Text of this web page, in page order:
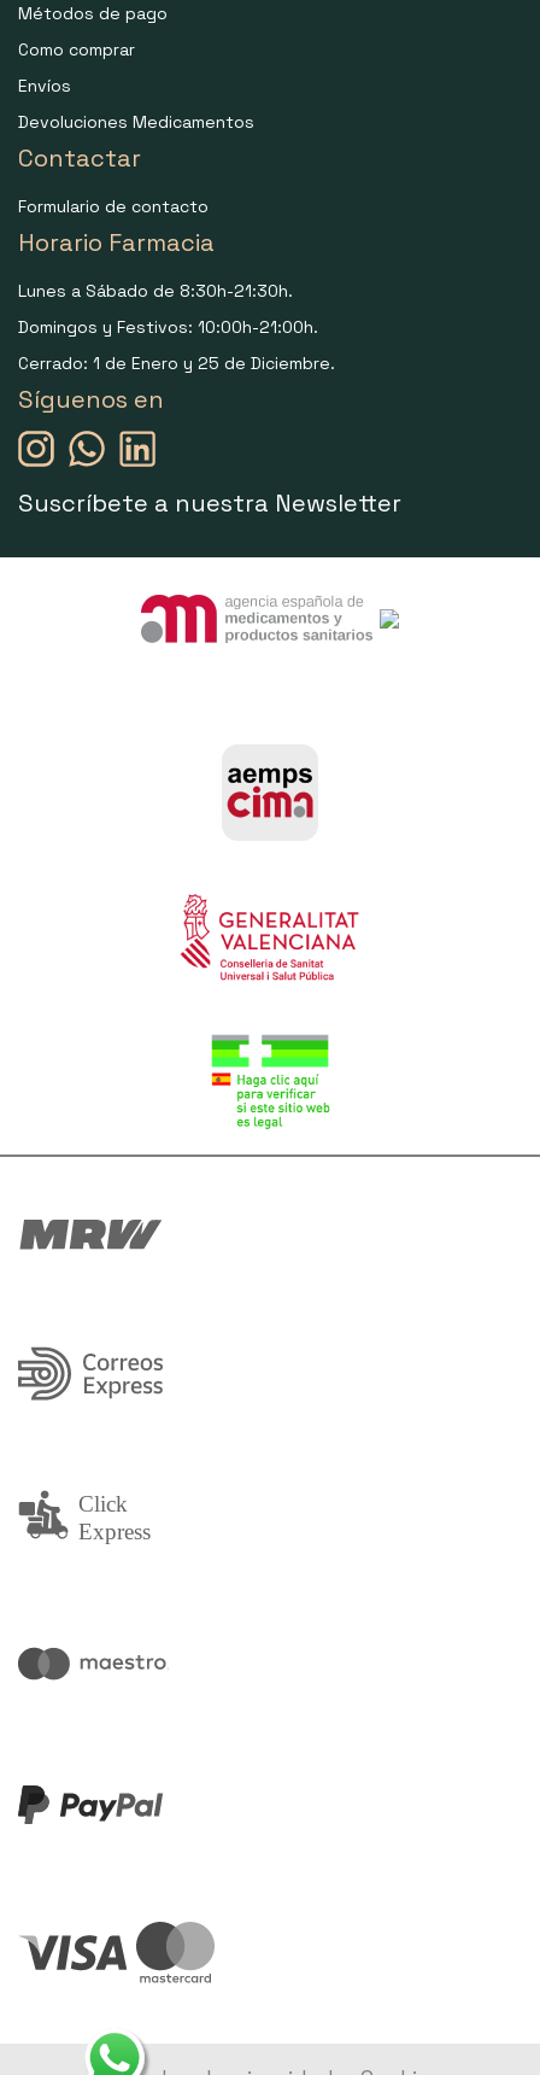
Métodos de pago
Como comprar
Envíos
Devoluciones Medicamentos
Contactar
Formulario de contacto
Horario Farmacia
Lunes a Sábado de 8:30h-21:30h.
Domingos y Festivos: 10:00h-21:00h.
Cerrado: 1 de Enero y 25 de Diciembre.
Síguenos en
Suscríbete a nuestra Newsletter